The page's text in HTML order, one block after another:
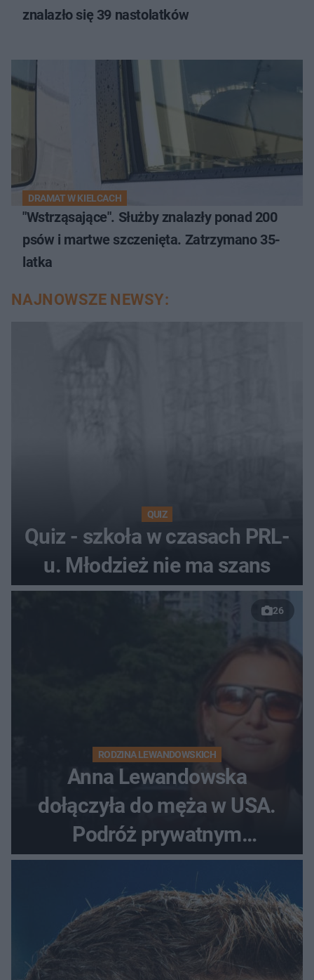
znalazło się 39 nastolatków
DRAMAT W KIELCACH
"Wstrząsające". Służby znalazły ponad 200
psów i martwe szczenięta. Zatrzymano 35-
latka
NAJNOWSZE NEWSY:
QUIZ
Quiz - szkoła w czasach PRL-
u. Młodzież nie ma szans
26
RODZINA LEWANDOWSKICH
Anna Lewandowska
dołączyła do męża w USA.
Podróż prywatnym
odrzutowcem to dopiero
początek!